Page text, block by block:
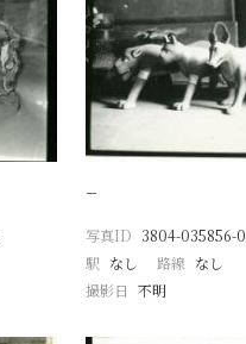
−
写真ID 3804-035856-0
駅 なし 路線 なし
撮影日 不明